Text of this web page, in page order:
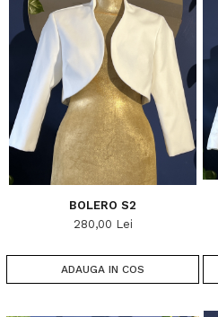
BOLERO S2
280,00 Lei
ADAUGA IN COS